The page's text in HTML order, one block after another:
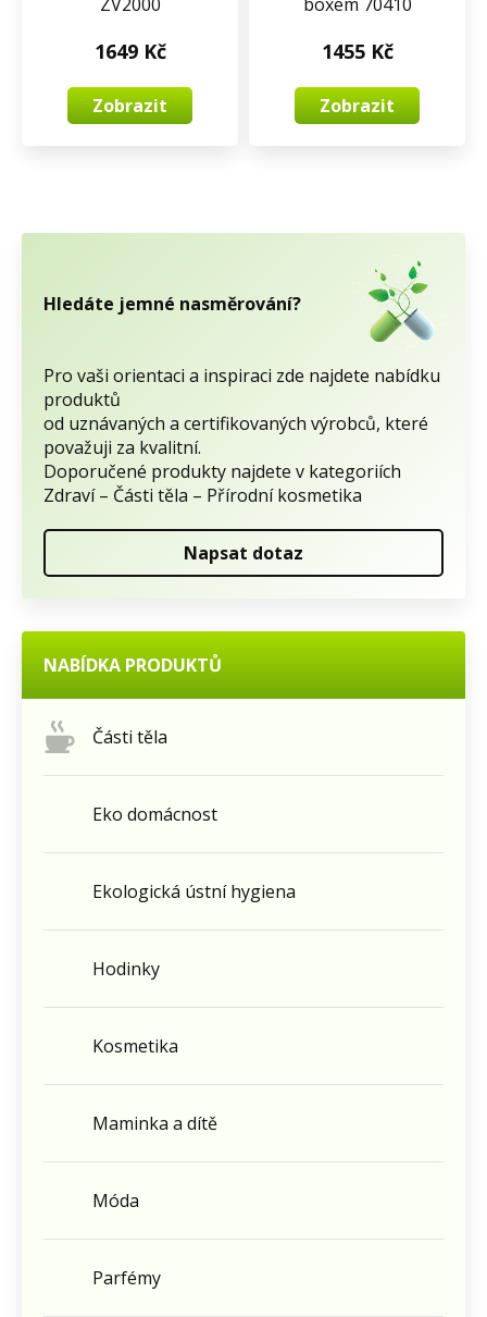
Hledáte jemné nasměrování?
Pro vaši orientaci a inspiraci zde najdete nabídku
produktů
od uznávaných a certifikovaných výrobců, které
považuji za kvalitní.
Doporučené produkty najdete v kategoriích
Zdraví – Části těla – Přírodní kosmetika
Napsat dotaz
NABÍDKA PRODUKTŮ
Části těla
Eko domácnost
Ekologická ústní hygiena
Hodinky
Kosmetika
Maminka a dítě
Móda
Parfémy
1649 Kč
Zobrazit
1455 Kč
Zobrazit